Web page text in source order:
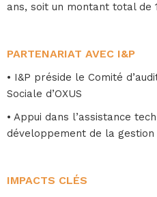
ans, soit un montant total de
PARTENARIAT AVEC I&P
• I&P préside le Comité
Sociale d’OXUS
• Appui dans l’assistance
développement de la
IMPACTS CLÉS